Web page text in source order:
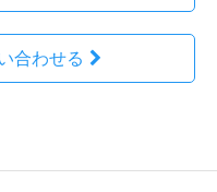
合わせる